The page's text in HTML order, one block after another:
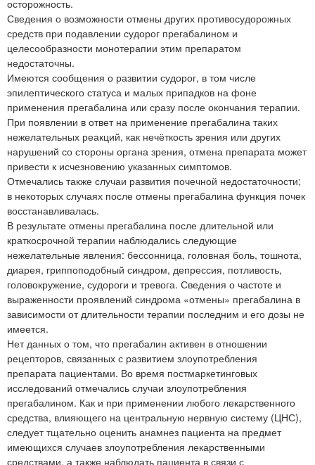
осторожность.
Сведения о возможности отмены других противосудорожных
средств при подавлении судорог прегабалином и
целесообразности монотерапии этим препаратом
недостаточны.
Имеются сообщения о развитии судорог, в том числе
эпилептического статуса и малых припадков на фоне
применения прегабалина или сразу после окончания терапии.
При появлении в ответ на применение прегабалина таких
нежелательных реакций, как нечёткость зрения или других
нарушений со стороны органа зрения, отмена препарата может
привести к исчезновению указанных симптомов.
Отмечались также случаи развития почечной недостаточности;
в некоторых случаях после отмены прегабалина функция почек
восстанавливалась.
В результате отмены прегабалина после длительной или
краткосрочной терапии наблюдались следующие
нежелательные явления: бессонница, головная боль, тошнота,
диарея, гриппоподобный синдром, депрессия, потливость,
головокружение, судороги и тревога. Сведения о частоте и
выраженности проявлений синдрома «отмены» прегабалина в
зависимости от длительности терапии последним и его дозы не
имеется.
Нет данных о том, что прегабалин активен в отношении
рецепторов, связанных с развитием злоупотребления
препарата пациентами. Во время постмаркетинговых
исследований отмечались случаи злоупотребления
прегабалином. Как и при применении любого лекарственного
средства, влияющего на центральную нервную систему (ЦНС),
следует тщательно оценить анамнез пациента на предмет
имеющихся случаев злоупотребления лекарственными
средствами, а также наблюдать пациента в связи с